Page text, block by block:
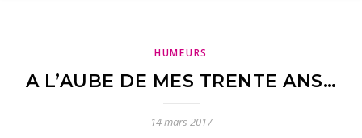
HUMEURS
A L’AUBE DE MES TRENTE ANS…
14 mars 2017